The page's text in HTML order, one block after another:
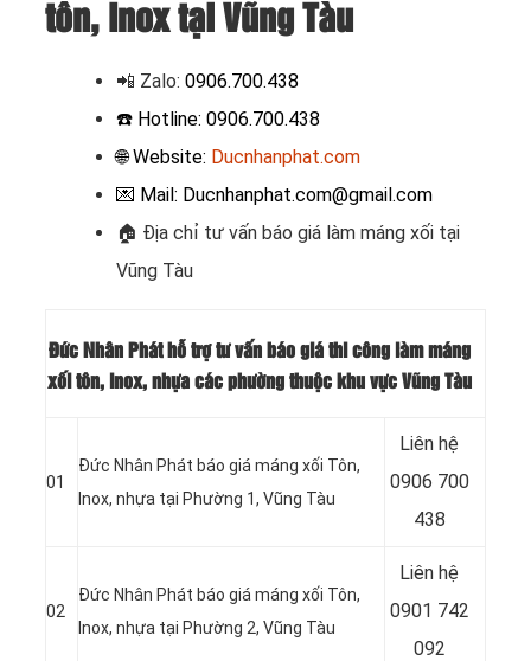
tôn, Inox tại Vũng Tàu
📲 Zalo: 0906.700.438
☎️ Hotline: 0906.700.438
🌐 Website: Ducnhanphat.com
💌 Mail: Ducnhanphat.com@gmail.com
🏠 Địa chỉ tư vấn báo giá làm máng xối tại
Vũng Tàu
Đức Nhân Phát hỗ trợ tư vấn báo giá thi công làm máng
xối tôn, inox, nhựa các phường thuộc khu vực Vũng Tàu
01
Đức Nhân Phát báo giá máng xối Tôn,
Inox, nhựa tại Phường 1, Vũng Tàu
Liên hệ
0906 700
438
02
Đức Nhân Phát báo giá máng xối Tôn,
Inox, nhựa tại Phường 2, Vũng Tàu
Liên hệ
0901 742
092